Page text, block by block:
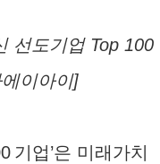
선도기업 Top 100
이아이]
기업’은 미래가치